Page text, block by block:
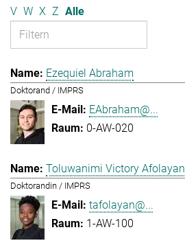
V W X Z Alle
Ezequiel Abraham
Doktorand / IMPRS
EAbraham@...
0-AW-020
Toluwanimi Victory Afolayan
Doktorandin / IMPRS
tafolayan@...
1-AW-100